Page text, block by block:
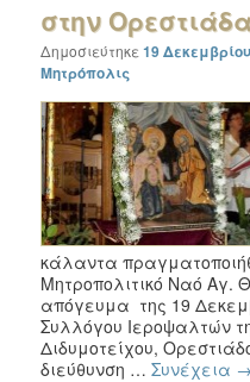
στην
Δημοσιεύτηκε19
Μητρόπολις
κάλαντα
Μητροπολιτικό Ναό Αγ.
απόγευμα της 19
Συλλόγου Ιεροψαλτών
Διδυμοτείχου,
διεύθυνση …Συνέχεια →